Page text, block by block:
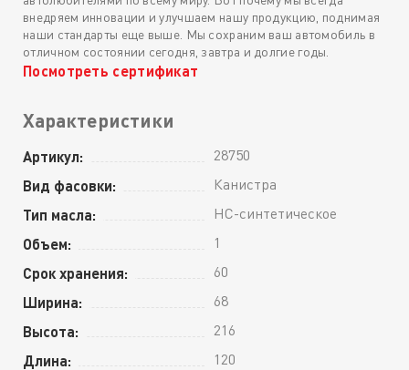
внедряем инновации и улучшаем нашу продукцию, поднимая
наши стандарты еще выше. Мы сохраним ваш автомобиль в
отличном состоянии сегодня, завтра и долгие годы.
Посмотреть сертификат
Характеристики
Артикул: 28750
Вид фасовки: Канистра
Тип масла: HC-синтетическое
Объем: 1
Срок хранения: 60
Ширина: 68
Высота: 216
Длина: 120